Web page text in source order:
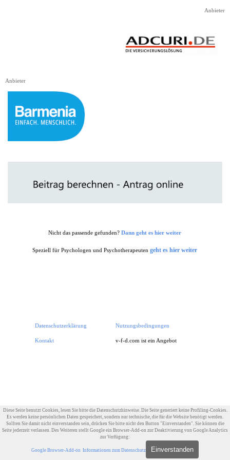
Anbieter
Anbieter
Nicht das passende gefunden?Dann geht es hier weiter
Speziell für Psychologen und Psychotherapeutengeht es hier weiter
Datenschutzerklärung Nutzungsbedingungen
Kontakt v-f-d.com ist ein Angebot von
Diese Seite benutzt Cookies, lesen Sie bitte die Datenschutzhinweise. Die Seite generiert keine Profiling-Cookies.
Es werden keine persönlichen Daten gespeichert, sondern nur technische, die für die Website benötigt werden.
Sollten Sie damit nicht einverstanden sein, drücken Sie bitte nicht den Button "Einverstanden". Sie können die
Seite jederzeit verlassen. Des Weiteren stellt Google ein Browser-Add-on zur Deaktivierung von Google Analytics
zur Verfügung:
Google Browser-Add-on Informationen zum Datenschutz Einverstanden